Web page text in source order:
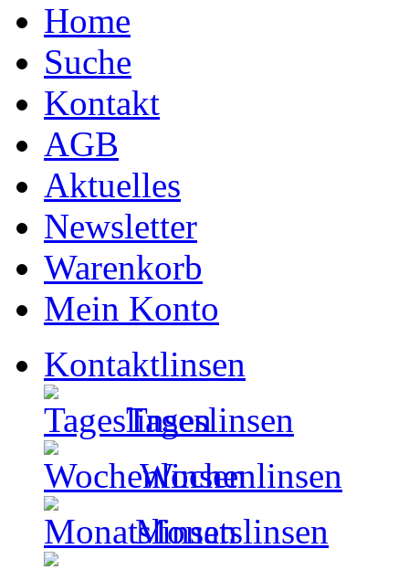
Home
Suche
Kontakt
AGB
Aktuelles
Newsletter
Warenkorb
Mein Konto
Kontaktlinsen
Tageslinsen
Wochenlinsen
Monatslinsen